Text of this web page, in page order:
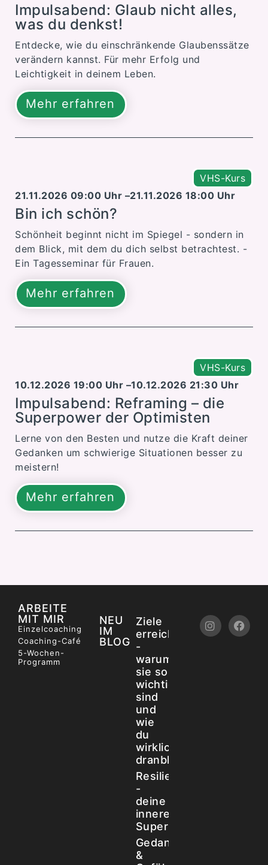
Impulsabend: Glaub nicht alles,
was du denkst!
Entdecke, wie du einschränkende Glaubenssätze
verändern kannst. Für mehr Erfolg und
Leichtigkeit in deinem Leben.
Mehr erfahren
VHS-Kurs
21.11.2026 09:00 Uhr –21.11.2026 18:00 Uhr
Bin ich schön?
Schönheit beginnt nicht im Spiegel - sondern in
dem Blick, mit dem du dich selbst betrachtest. -
Ein Tagesseminar für Frauen.
Mehr erfahren
VHS-Kurs
10.12.2026 19:00 Uhr –10.12.2026 21:30 Uhr
Impulsabend: Reframing – die
Superpower der Optimisten
Lerne von den Besten und nutze die Kraft deiner
Gedanken um schwierige Situationen besser zu
meistern!
Mehr erfahren
ARBEITE
MIT MIR
Einzelcoaching
Coaching-Café
5-Wochen-
Programm
NEU
IM
BLOG
Ziele
erreichen
-
warum
sie so
wichtig
sind
und
wie
du
wirklich
dranbleibst
Resilienz
-
deine
innere
Superkraft
Gedankenkarussel
&